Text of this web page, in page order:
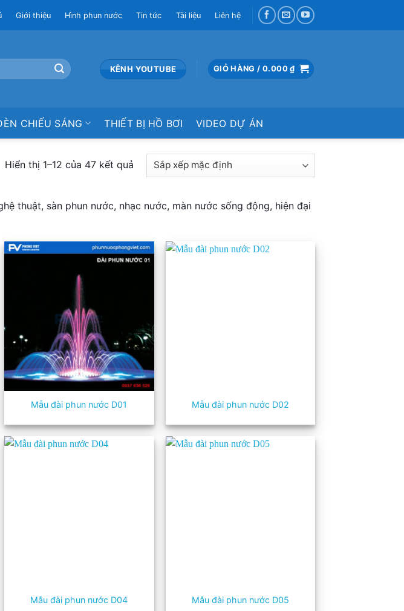
Giới thiệu Hình phun nước Tin tức Tài liệu Liên hệ
KÊNH YOUTUBE GIỎ HÀNG / 0.000₫
CHIẾU SÁNG THIẾT BỊ HỒ BƠI VIDEO DỰ ÁN
Hiển thị 1–12 của 47 kết quả
thuật, sàn phun nước, nhạc nước, màn nước sống động, hiện đại
Mẫu đài phun nước D01 Mẫu đài phun nước D02
Mẫu đài phun nước D04 Mẫu đài phun nước D05